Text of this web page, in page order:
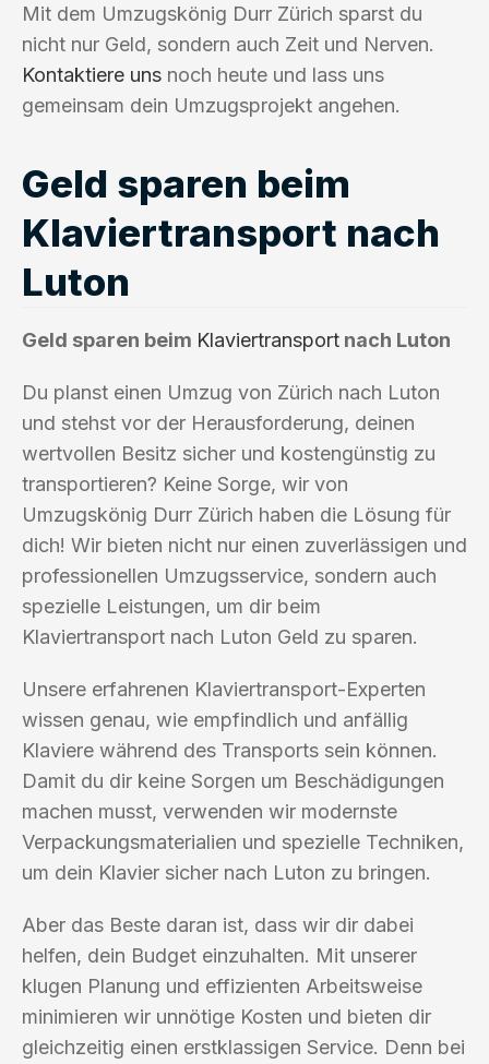
Mit dem Umzugskönig Durr Zürich sparst du
nicht nur Geld, sondern auch Zeit und Nerven.
Kontaktiere uns noch heute und lass uns
gemeinsam dein Umzugsprojekt angehen.
Geld sparen beim
Klaviertransport nach
Luton
Geld sparen beim Klaviertransport nach Luton
Du planst einen Umzug von Zürich nach Luton
und stehst vor der Herausforderung, deinen
wertvollen Besitz sicher und kostengünstig zu
transportieren? Keine Sorge, wir von
Umzugskönig Durr Zürich haben die Lösung für
dich! Wir bieten nicht nur einen zuverlässigen und
professionellen Umzugsservice, sondern auch
spezielle Leistungen, um dir beim
Klaviertransport nach Luton Geld zu sparen.
Unsere erfahrenen Klaviertransport-Experten
wissen genau, wie empfindlich und anfällig
Klaviere während des Transports sein können.
Damit du dir keine Sorgen um Beschädigungen
machen musst, verwenden wir modernste
Verpackungsmaterialien und spezielle Techniken,
um dein Klavier sicher nach Luton zu bringen.
Aber das Beste daran ist, dass wir dir dabei
helfen, dein Budget einzuhalten. Mit unserer
klugen Planung und effizienten Arbeitsweise
minimieren wir unnötige Kosten und bieten dir
gleichzeitig einen erstklassigen Service. Denn bei